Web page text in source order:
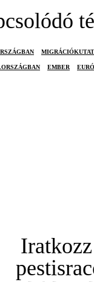
EMBER